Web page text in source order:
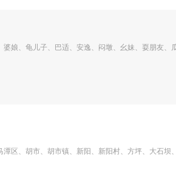
婆娘、龟儿子、巴适、安逸、闷墩、幺妹、耍朋友
潭区、胡市、胡市镇、新阳、新阳村、方坪、大石坝